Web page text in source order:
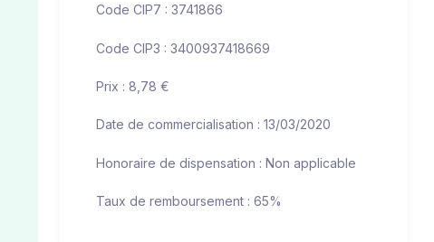
Code CIP7 : 3741866
Code CIP3 : 3400937418669
Prix : 8,78 €
Date de commercialisation : 13/03/2020
Honoraire de dispensation : Non applicable
Taux de remboursement : 65%